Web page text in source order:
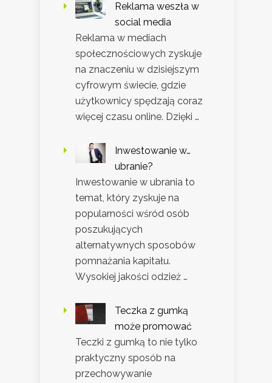
Reklama weszła w
social media
Reklama w mediach
społecznościowych zyskuje
na znaczeniu w dzisiejszym
cyfrowym świecie, gdzie
użytkownicy spędzają coraz
więcej czasu online. Dzięki …
Inwestowanie w…
ubranie?
Inwestowanie w ubrania to
temat, który zyskuje na
popularności wśród osób
poszukujących
alternatywnych sposobów
pomnażania kapitału.
Wysokiej jakości odzież …
Teczka z gumką
może promować
Teczki z gumką to nie tylko
praktyczny sposób na
przechowywanie